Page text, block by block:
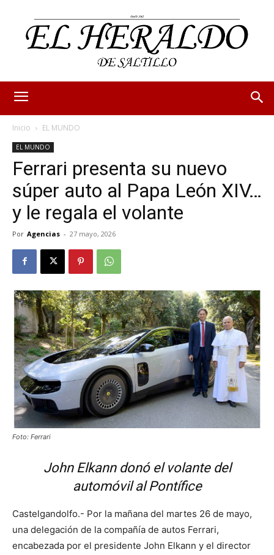
Inicio EL MUNDO
EL MUNDO
Ferrari presenta su nuevo
súper auto al Papa León XIV…
y le regala el volante
Por Agencias - 27 mayo, 2026
Foto: Ferrari
John Elkann donó el volante del
automóvil al Pontífice
Castelgandolfo.- Por la mañana del martes 26 de mayo,
una delegación de la compañía de autos Ferrari,
encabezada por el presidente John Elkann y el director